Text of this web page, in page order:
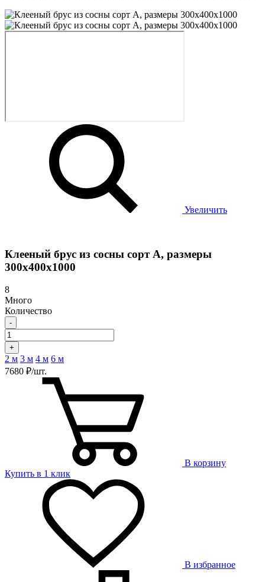
Увеличить
Клееный брус из сосны сорт А, размеры
300х400х1000
8
Много
Количество
-
+
2 м 3 м 4 м 6 м
7680 ₽/шт.
В корзину
Купить в 1 клик
В избранное